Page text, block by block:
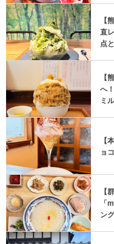
【
直
点
【
へ
ミ
【
ョ
【
「
ン